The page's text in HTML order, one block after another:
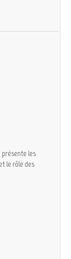
présente les
le rôle des